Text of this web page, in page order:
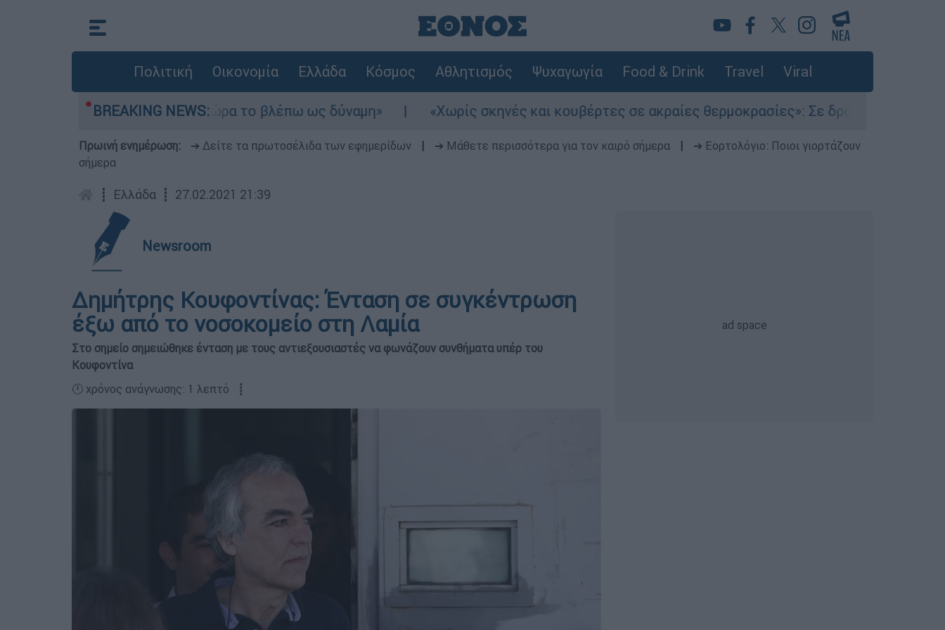
Πολιτική Οικονομία Ελλάδα Κόσμος Αθλητισμός Ψυχαγωγία Food & Drink Travel Viral
BREAKING NEWS:
ήταν αδυναμία, τώρα το βλέπω ως δύναμη» «Χωρίς σκηνές και κουβέρτες σε ακραίες θερμοκρασίες»: Σε δραματικές συνθήκες
Πρωινή ενημέρωση: ➔ Δείτε τα πρωτοσέλιδα των εφημερίδων ➔ Μάθετε περισσότερα για τον καιρό σήμερα
➔ Εορτολόγιο: Ποιοι γιορτάζουν
σήμερα
┋ Ελλάδα ┋ 27.02.2021 21:39
Newsroom
Δημήτρης Κουφοντίνας: Ένταση σε συγκέντρωση
έξω από το νοσοκομείο στη Λαμία
Στο σημείο σημειώθηκε ένταση με τους αντιεξουσιαστές να φωνάζουν συνθήματα υπέρ του
Κουφοντίνα
🕛 χρόνος ανάγνωσης: 1 λεπτό ┋